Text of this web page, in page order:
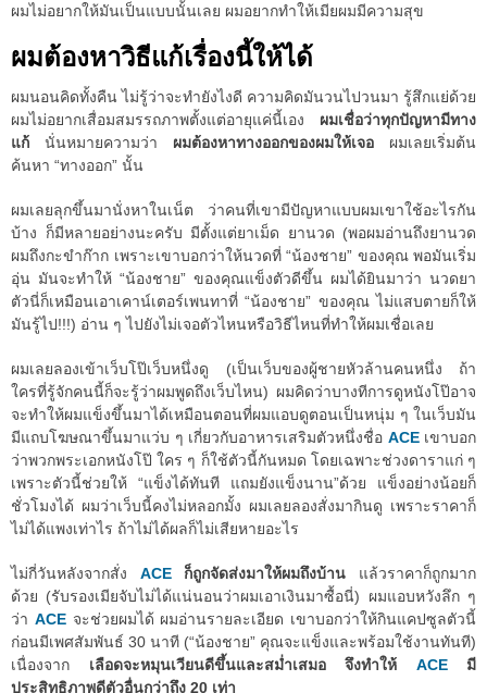
ผมไม่อยากให้มันเป็นแบบนั้นเลย ผมอยากทำให้เมียผมมีความสุข
ผมต้องหาวิธีแก้เรื่องนี้ให้ได้
ผมนอนคิดทั้งคืน ไม่รู้ว่าจะทำยังไงดี ความคิดมันวนไปวนมา รู้สึกแย่ด้วย
ผมไม่อยากเสื่อมสมรรถภาพตั้งแต่อายุแค่นี้เอง ผมเชื่อว่าทุกปัญหามีทาง
แก้ นั่นหมายความว่า ผมต้องหาทางออกของผมให้เจอ ผมเลยเริ่มต้น
ค้นหา “ทางออก” นั้น
ผมเลยลุกขึ้นมานั่งหาในเน็ต ว่าคนที่เขามีปัญหาแบบผมเขาใช้อะไรกัน
บ้าง ก็มีหลายอย่างนะครับ มีตั้งแต่ยาเม็ด ยานวด (พอผมอ่านถึงยานวด
ผมถึงกะขำก๊าก เพราะเขาบอกว่าให้นวดที่ “น้องชาย” ของคุณ พอมันเริ่ม
อุ่น มันจะทำให้ “น้องชาย” ของคุณแข็งตัวดีขึ้น ผมได้ยินมาว่า นวดยา
ตัวนี่ก็เหมือนเอาเคาน์เตอร์เพนทาที่ “น้องชาย” ของคุณ ไม่แสบตายก็ให้
มันรู้ไป!!!) อ่าน ๆ ไปยังไม่เจอตัวไหนหรือวิธีไหนที่ทำให้ผมเชื่อเลย
ผมเลยลองเข้าเว็บโป๊เว็บหนึ่งดู (เป็นเว็บของผู้ชายหัวล้านคนหนึ่ง ถ้า
ใครที่รู้จักคนนี้ก็จะรู้ว่าผมพูดถึงเว็บไหน) ผมคิดว่าบางทีการดูหนังโป๊อาจ
จะทำให้ผมแข็งขึ้นมาได้เหมือนตอนที่ผมแอบดูตอนเป็นหนุ่ม ๆ ในเว็บมัน
มีแถบโฆษณาขึ้นมาแว่บ ๆ เกี่ยวกับอาหารเสริมตัวหนึ่งชื่อ ACEเขาบอก
ว่าพวกพระเอกหนังโป๊ ใคร ๆ ก็ใช้ตัวนี้กันหมด โดยเฉพาะช่วงดาราแก่ ๆ
เพราะตัวนี้ช่วยให้ “แข็งได้ทันที แถมยังแข็งนาน”ด้วย แข็งอย่างน้อยก็
ชั่วโมงได้ ผมว่าเว็บนี้คงไม่หลอกมั้ง ผมเลยลองสั่งมากินดู เพราะราคาก็
ไม่ได้แพงเท่าไร ถ้าไม่ได้ผลก็ไม่เสียหายอะไร
ไม่กี่วันหลังจากสั่ง ACE ก็ถูกจัดส่งมาให้ผมถึงบ้าน แล้วราคาก็ถูกมาก
ด้วย (รับรองเมียจับไม่ได้แน่นอนว่าผมเอาเงินมาซื้อนี่) ผมแอบหวังลึก ๆ
ว่า ACEจะช่วยผมได้ ผมอ่านรายละเอียด เขาบอกว่าให้กินแคปซูลตัวนี้
ก่อนมีเพศสัมพันธ์ 30 นาที (“น้องชาย” คุณจะแข็งและพร้อมใช้งานทันที)
เนื่องจาก เลือดจะหมุนเวียนดีขึ้นและสม่ำเสมอ จึงทำให้ ACEมี
ประสิทธิภาพดีตัวอื่นกว่าถึง 20 เท่า